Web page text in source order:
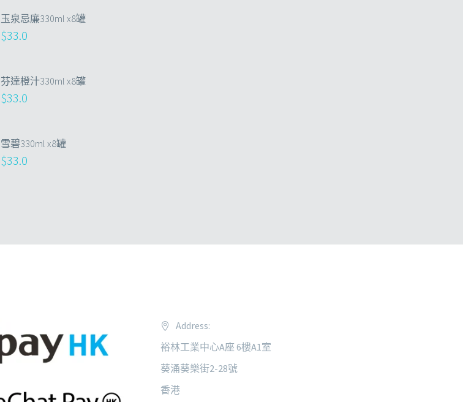
玉泉忌廉330ml x8罐
$33.0
芬達橙汁330ml x8罐
$33.0
雪碧330ml x8罐
$33.0
Address:
裕林工業中心A座 6樓A1室
葵涌葵樂街2-28號
香港